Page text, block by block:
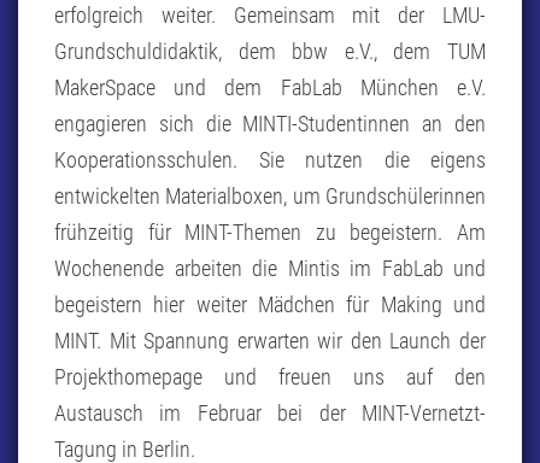
erfolgreich weiter. Gemeinsam mit der LMU-
Grundschuldidaktik, dem bbw e.V., dem TUM
MakerSpace und dem FabLab München e.V.
engagieren sich die MINTI-Studentinnen an den
Kooperationsschulen. Sie nutzen die eigens
entwickelten Materialboxen, um Grundschülerinnen
frühzeitig für MINT-Themen zu begeistern. Am
Wochenende arbeiten die Mintis im FabLab und
begeistern hier weiter Mädchen für Making und
MINT. Mit Spannung erwarten wir den Launch der
Projekthomepage und freuen uns auf den
Austausch im Februar bei der MINT-Vernetzt-
Tagung in Berlin.